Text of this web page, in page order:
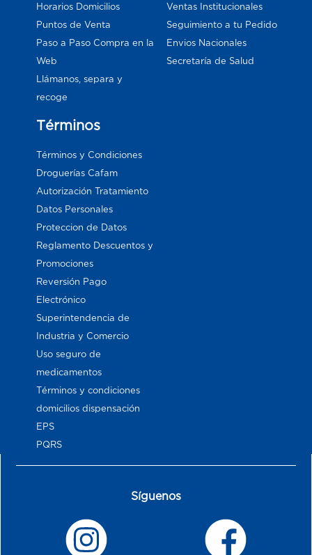
Horarios Domicilios
Puntos de Venta
Paso a Paso Compra en la
Web
Llámanos, separa y
recoge
Ventas Institucionales
Seguimiento a tu Pedido
Envios Nacionales
Secretaría de Salud
Términos
Términos y Condiciones
Droguerías Cafam
Autorización Tratamiento
Datos Personales
Proteccion de Datos
Reglamento Descuentos y
Promociones
Reversión Pago
Electrónico
Superintendencia de
Industria y Comercio
Uso seguro de
medicamentos
Términos y condiciones
domicilios dispensación
EPS
PQRS
Síguenos